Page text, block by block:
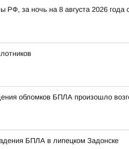
за ночь на 8 августа 2026
обломков БПЛА произошло
БПЛА в липецком Задонске